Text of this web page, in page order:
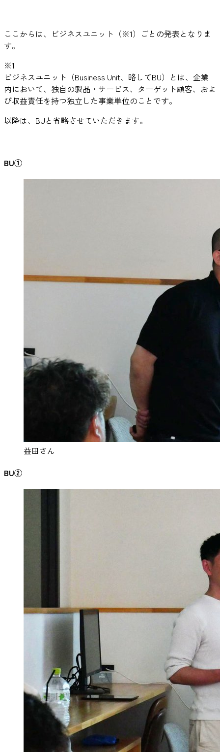
ここからは、ビジネスユニット（※1）ごとの発表となりま
す。
※1
ビジネスユニット（Business Unit、略してBU）とは、企業
内において、独自の製品・サービス、ターゲット顧客、およ
び収益責任を持つ独立した事業単位のことです。
以降は、BUと省略させていただきます。
BU①
益田さん
BU②